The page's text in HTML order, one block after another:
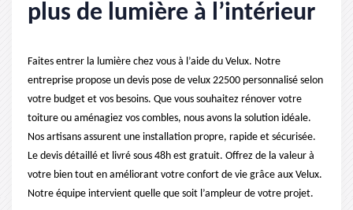
plus de lumière à l’intérieur
Faites entrer la lumière chez vous à l’aide du Velux. Notre
entreprise propose un devis pose de velux 22500 personnalisé selon
votre budget et vos besoins. Que vous souhaitez rénover votre
toiture ou aménagiez vos combles, nous avons la solution idéale.
Nos artisans assurent une installation propre, rapide et sécurisée.
Le devis détaillé et livré sous 48h est gratuit. Offrez de la valeur à
votre bien tout en améliorant votre confort de vie grâce aux Velux.
Notre équipe intervient quelle que soit l’ampleur de votre projet.